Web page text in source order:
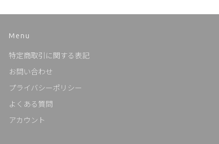
Menu
特定商取引に関する表記
お問い合わせ
プライバシーポリシー
よくある質問
アカウント